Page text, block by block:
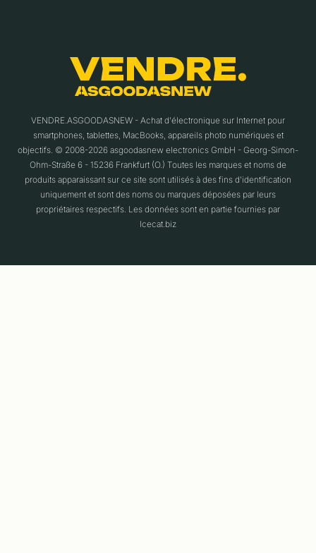
VENDRE.ASGOODASNEW - Achat d'électronique sur Internet pour
smartphones, tablettes, MacBooks, appareils photo numériques et
objectifs. © 2008-2026 asgoodasnew electronics GmbH - Georg-Simon-
Ohm-Straße 6 - 15236 Frankfurt (O.) Toutes les marques et noms de
produits apparaissant sur ce site sont utilisés à des fins d'identification
uniquement et sont des noms ou marques déposées par leurs
propriétaires respectifs. Les données sont en partie fournies par
Icecat.biz